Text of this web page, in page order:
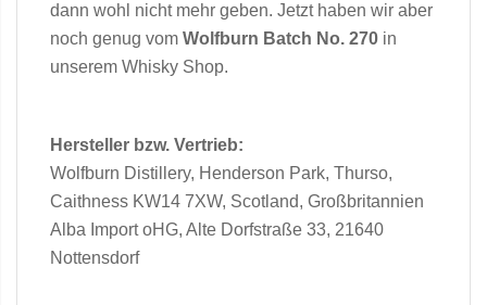
dann wohl nicht mehr geben. Jetzt haben wir aber
noch genug vom Wolfburn Batch No. 270 in
unserem Whisky Shop.
Hersteller bzw. Vertrieb:
Wolfburn Distillery, Henderson Park, Thurso,
Caithness KW14 7XW, Scotland, Großbritannien
Alba Import oHG, Alte Dorfstraße 33, 21640
Nottensdorf